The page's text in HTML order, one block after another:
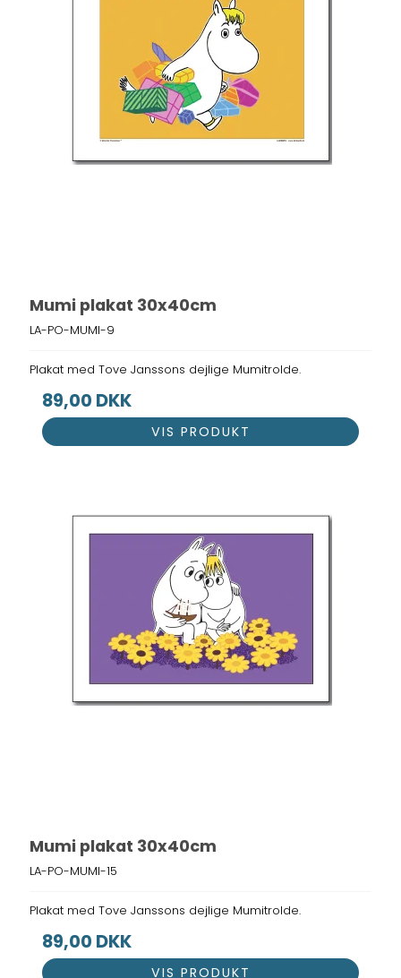
Mumi plakat 30x40cm
LA-PO-MUMI-9
Plakat med Tove Janssons dejlige Mumitrolde.
89,00 DKK
VIS PRODUKT
Mumi plakat 30x40cm
LA-PO-MUMI-15
Plakat med Tove Janssons dejlige Mumitrolde.
89,00 DKK
VIS PRODUKT